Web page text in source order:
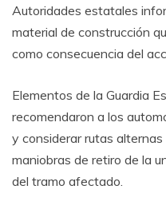
Autoridades estatales
material de construcción
como consecuencia del
Elementos de la Guardia
recomendaron a los
y considerar rutas
maniobras de retiro de la
del tramo afectado.